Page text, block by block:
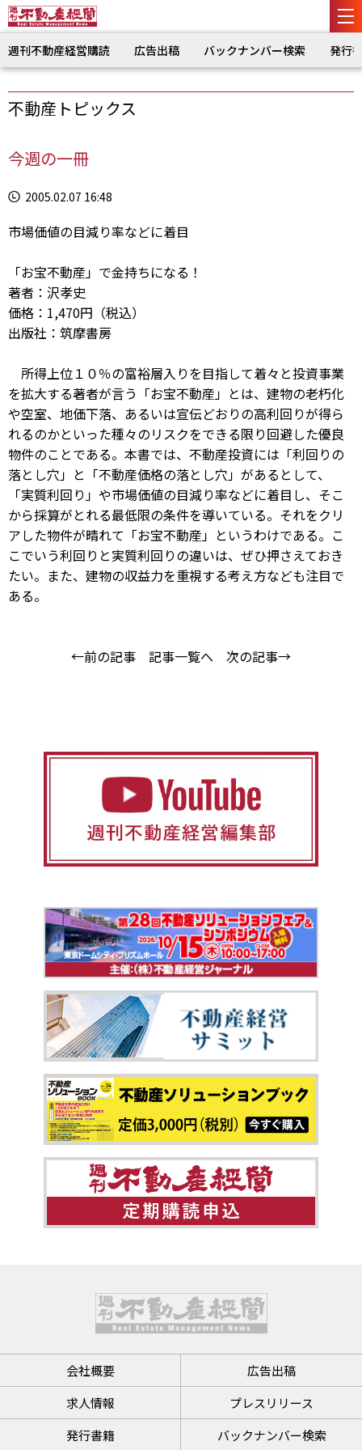
週刊不動産経営購読 広告出稿 バックナンバー検索 発行
不動産トピックス
今週の一冊
2005.02.07 16:48
市場価値の目減り率などに着目
「お宝不動産」で金持ちになる！
著者：沢孝史
価格：1,470円（税込）
出版社：筑摩書房
所得上位１０％の富裕層入りを目指して着々と投資事業
を拡大する著者が言う「お宝不動産」とは、建物の老朽化
や空室、地価下落、あるいは宣伝どおりの高利回りが得ら
れるのかといった種々のリスクをできる限り回避した優良
物件のことである。本書では、不動産投資には「利回りの
落とし穴」と「不動産価格の落とし穴」があるとして、
「実質利回り」や市場価値の目減り率などに着目し、そこ
から採算がとれる最低限の条件を導いている。それをクリ
アした物件が晴れて「お宝不動産」というわけである。こ
こでいう利回りと実質利回りの違いは、ぜひ押さえておき
たい。また、建物の収益力を重視する考え方なども注目で
ある。
←前の記事 記事一覧へ 次の記事→
会社概要
広告出稿
求人情報
プレスリリース
発行書籍
バックナンバー検索